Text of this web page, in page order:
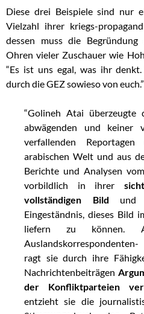
Diese drei Beispiele sind nur
Vielzahl ihrer kriegs-
dessen muss die
Ohren vieler Zuschauer wie
“Es ist uns egal, was ihr
durch die GEZ sowieso von euch.”
“Golineh Atai
abwägenden und keiner
verfallenden
arabischen Welt und aus
Berichte und Analysen
vorbildlich in ihrer
vollständigen Bild und
Eingeständnis, dieses Bild
liefern zu können.
ragt sie durch ihre
Nachrichtenbeiträgen
der Konfliktparteien
entzieht sie die